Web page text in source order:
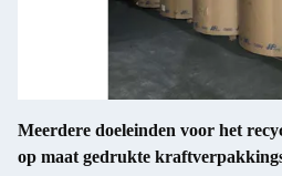
Meerdere doeleinden voor het
op maat gedrukte